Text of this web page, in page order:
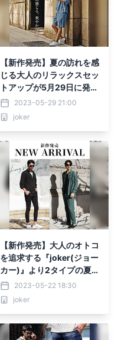
【新作発売】夏の訪れを感
じる大人のリラックスセッ
トアップが5月29日に発売
開始『メンズファッション
joker(ジョーカー)』
2023-05-29 21:00
joker
【新作発売】大人のオトコ
を追求する『joker(ジョー
カー)』より2タイプの夏
セットアップが5月22日に
発売開始。
2023-05-22 18:30
joker